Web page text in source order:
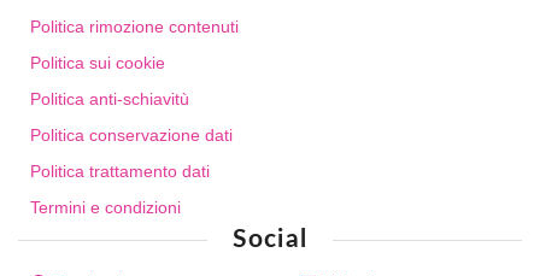
Politica rimozione contenuti
Politica sui cookie
Politica anti-schiavitù
Politica conservazione dati
Politica trattamento dati
Termini e condizioni
Social